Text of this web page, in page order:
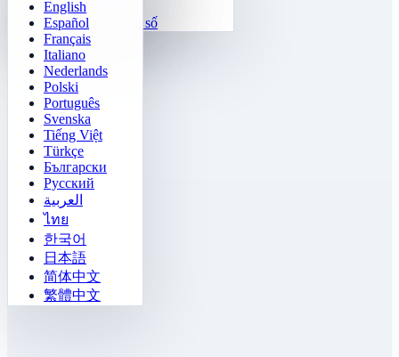
Hàm số
Điền quy luật số
Tetris
Dò mìn
Gomoku
English
Español
Français
Italiano
Nederlands
Polski
Português
Svenska
Tiếng Việt
Türkçe
Български
Русский
العربية
ไทย
한국어
日本語
简体中文
繁體中文